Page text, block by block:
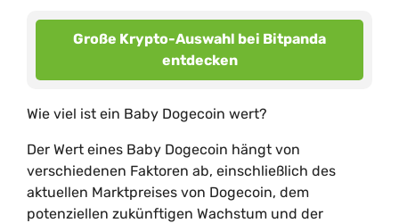
Große Krypto-Auswahl bei Bitpanda
entdecken
Wie viel ist ein Baby Dogecoin wert?
Der Wert eines Baby Dogecoin hängt von
verschiedenen Faktoren ab, einschließlich des
aktuellen Marktpreises von Dogecoin, dem
potenziellen zukünftigen Wachstum und der